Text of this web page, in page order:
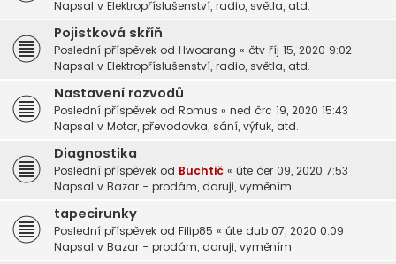
Napsal v Elektropříslušenství, radio, světla, atd.
Pojistková skříň
Poslední příspěvek od Hwoarang « čtv říj 15, 2020 9:02
Napsal v Elektropříslušenství, radio, světla, atd.
Nastavení rozvodů
Poslední příspěvek od Romus « ned črc 19, 2020 15:43
Napsal v Motor, převodovka, sání, výfuk, atd.
Diagnostika
Poslední příspěvek od Buchtič « úte čer 09, 2020 7:53
Napsal v Bazar - prodám, daruji, vyměním
tapecirunky
Poslední příspěvek od Filip85 « úte dub 07, 2020 0:09
Napsal v Bazar - prodám, daruji, vyměním